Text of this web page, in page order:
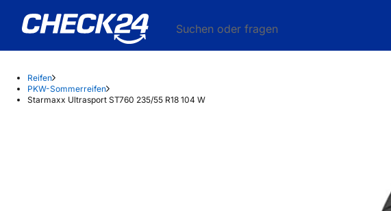
Suchen oder fragen
Reifen
PKW-Sommerreifen
Starmaxx Ultrasport ST760 235/55 R18 104 W